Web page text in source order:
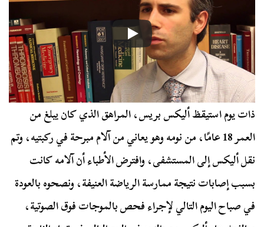
ذات يوم استيقظ أليكس بريس، المراهق الذي كان يبلغ من
العمر 18 عامًا، من نومه وهو يعاني من آلام مبرحة في ركبتيه، وتم
نقل أليكس إلى المستشفى، وافترض الأطباء أن آلامه كانت
بسبب إصابات نتيجة ممارسة الرياضة العنيفة، ونصحوه بالعودة
في صباح اليوم التالي لإجراء فحص بالموجات فوق الصوتية،